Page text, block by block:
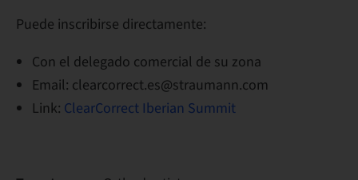
Puede inscribirse directamente:
Con el delegado comercial de su zona
Email: clearcorrect.es@straumann.com
Link: ClearCorrect Iberian Summit